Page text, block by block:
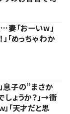
妻「おーいw」
「めっちゃわか
息子の”まさか
ょうか？」→衝
「天才だと思